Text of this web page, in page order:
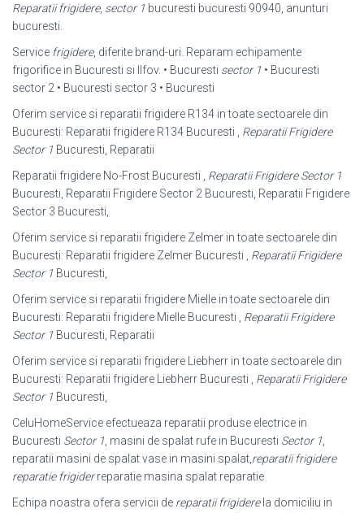
Reparatii frigidere, sector 1 bucuresti bucuresti 90940, anunturi
bucuresti.
Service frigidere, diferite brand-uri. Reparam echipamente
frigorifice in Bucuresti si Ilfov. • Bucuresti sector 1 • Bucuresti
sector 2 • Bucuresti sector 3 • Bucuresti
Oferim service si reparatii frigidere R134 in toate sectoarele din
Bucuresti: Reparatii frigidere R134 Bucuresti , Reparatii Frigidere
Sector 1 Bucuresti, Reparatii
Reparatii frigidere No-Frost Bucuresti , Reparatii Frigidere Sector 1
Bucuresti, Reparatii Frigidere Sector 2 Bucuresti, Reparatii Frigidere
Sector 3 Bucuresti,
Oferim service si reparatii frigidere Zelmer in toate sectoarele din
Bucuresti: Reparatii frigidere Zelmer Bucuresti , Reparatii Frigidere
Sector 1 Bucuresti,
Oferim service si reparatii frigidere Mielle in toate sectoarele din
Bucuresti: Reparatii frigidere Mielle Bucuresti , Reparatii Frigidere
Sector 1 Bucuresti, Reparatii
Oferim service si reparatii frigidere Liebherr in toate sectoarele din
Bucuresti: Reparatii frigidere Liebherr Bucuresti , Reparatii Frigidere
Sector 1 Bucuresti,
CeluHomeService efectueaza reparatii produse electrice in
Bucuresti Sector 1, masini de spalat rufe in Bucuresti Sector 1,
reparatii masini de spalat vase in masini spalat,reparatii frigidere
reparatie frigiderreparatie masina spalat reparatie
Echipa noastra ofera servicii de reparatii frigiderela domiciliu in